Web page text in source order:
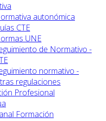
autonómica
CTE
UNE
de Normativo -
normativo -
regulaciones
Profesional
Formación